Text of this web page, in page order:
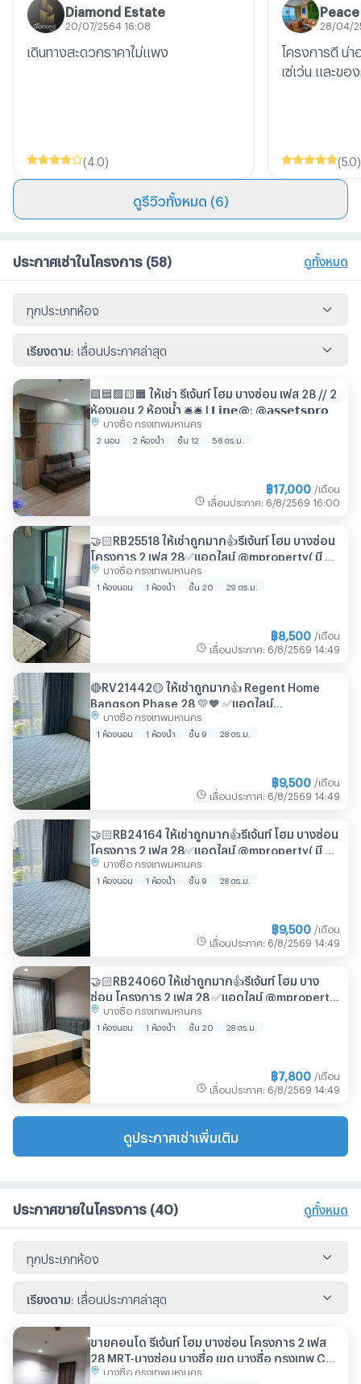
Diamond Estate
20/07/2564 16:08
เดินทางสะดวกราคาไม่แพง
( 4.0)
28/04/
โครงการดี น่
เซ่เว่น และขอ
(5.0)
ดูรีวิวทั้งหมด (6)
ประกาศเช่าในโครงการ (58) ดูทั้งหมด
ทุกประเภทห้อง
เรียงตาม เลื่อนประกาศล่าสุด
🟪🟦🟩🟨🟧 ให้เช่า รีเจ้นท์ โฮม บางซ่อน เฟส 28 // 2
ห้องนอน 2 ห้องน้ำ 🛎️🛎️ | 𝗟𝗶𝗻𝗲@: @𝗮𝘀𝘀𝗲𝘁𝘀𝗽𝗿𝗼
บางซื่อ กรุงเทพมหานคร
2 นอน 2 ห้องน้ำ ชั้น 12 56 ตร.ม.
฿17,000 /เดือน
เลื่อนประกาศ : 6/8/2569 16:00
🤝🏻RB25518 ให้เช่าถูกมาก👍รีเจ้นท์ โฮม บางซ่อน
โครงการ 2 เฟส 28✅แอดไลน์ @mproperty( มี @
ด้วย) แอดมินตอบไว
บางซื่อ กรุงเทพมหานคร
1 ห้องนอน 1 ห้องน้ำ ชั้น 20 29 ตร.ม.
฿8,500 /เดือน
เลื่อนประกาศ : 6/8/2569 14:49
🔴RV21442🟡 ให้เช่าถูกมาก👍 Regent Home
Bangson Phase 28 💛🧡 ✅แอดไลน์
@mproperty (มี @ ด้วย) แอดมินตอบไว
บางซื่อ กรุงเทพมหานคร
1 ห้องนอน 1 ห้องน้ำ ชั้น 9 28 ตร.ม.
฿9,500 /เดือน
เลื่อนประกาศ : 6/8/2569 14:49
🤝🏻RB24164 ให้เช่าถูกมาก👍รีเจ้นท์ โฮม บางซ่อน
โครงการ 2 เฟส 28✅แอดไลน์ @mproperty( มี @
ด้วย) แอดมินตอบไว
บางซื่อ กรุงเทพมหานคร
1 ห้องนอน 1 ห้องน้ำ ชั้น 9 28 ตร.ม.
฿9,500 /เดือน
เลื่อนประกาศ : 6/8/2569 14:49
🤝🏻RB24060 ให้เช่าถูกมาก👍รีเจ้นท์ โฮม บาง
ซ่อน โครงการ 2 เฟส 28 ✅แอดไลน์ @mproperty(
มี @ ด้วย) แอดมินตอบไว
บางซื่อ กรุงเทพมหานคร
1 ห้องนอน 1 ห้องน้ำ ชั้น 20 28 ตร.ม.
฿7,800 /เดือน
เลื่อนประกาศ : 6/8/2569 14:49
ดูประกาศเช่าเพิ่มเติม
ประกาศขายในโครงการ (40) ดูทั้งหมด
ทุกประเภทห้อง
เรียงตาม เลื่อนประกาศล่าสุด
ขายคอนโด รีเจ้นท์ โฮม บางซ่อน โครงการ 2 เฟส
28 MRT-บางซ่อน บางซื่อ เขต บางซื่อ กรุงเทพ CX-
86720 ✅ ทักไลน์ @connexproperty ตอบทันที
บางซื่อ กรุงเทพมหานคร